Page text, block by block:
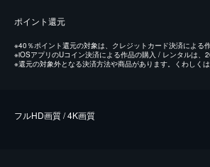
ポイント還元
※40％ポイント還元の対象は、クレジットカード決済による
※iOSアプリのUコイン決済による作品の購入 / レンタルは、
※還元の対象外となる決済方法や商品があります。くわしくは
フルHD画質 / 4K画質